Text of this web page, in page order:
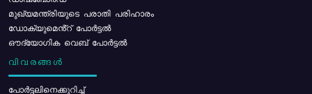
മുഖ്യമന്ത്രിയുടെ പരാതി പരിഹാരം
ഡോക്യുമെൻ്റ് പോർട്ടൽ
ഔദ്യോഗിക വെബ് പോർട്ടൽ
വിവരങ്ങൾ
പോര്‍ട്ടലിനെക്കുറിച്ച്